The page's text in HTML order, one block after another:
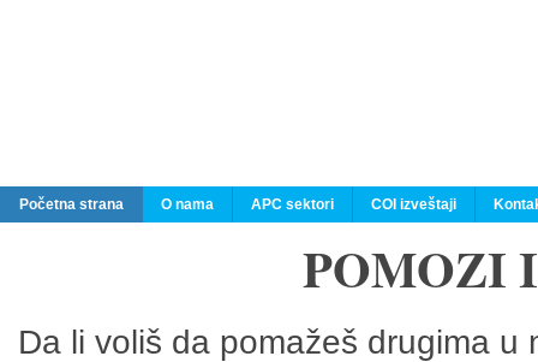
Početna strana O nama APC sektori COI izveštaji
POMOZI
Da li voliš da pomažeš drugima